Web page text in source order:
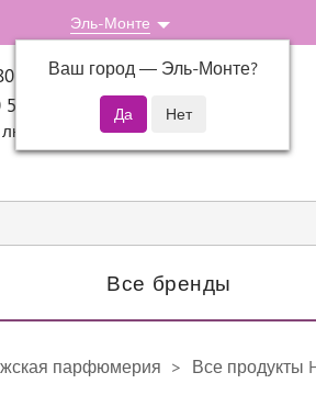
Эль-Монте
Ваш город — Эль-Монте?
07 Пн-Пт: 10:00-18:00
региона России
Все бренды
парфюмерия Все продукты